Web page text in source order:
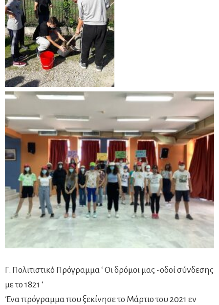
Γ. Πολιτιστικό Πρόγραμμα ‘ Οι δρόμοι μας -οδοί σύνδεσης
με το 1821 ‘
Ένα πρόγραμμα που ξεκίνησε το Μάρτιο του 2021 εν